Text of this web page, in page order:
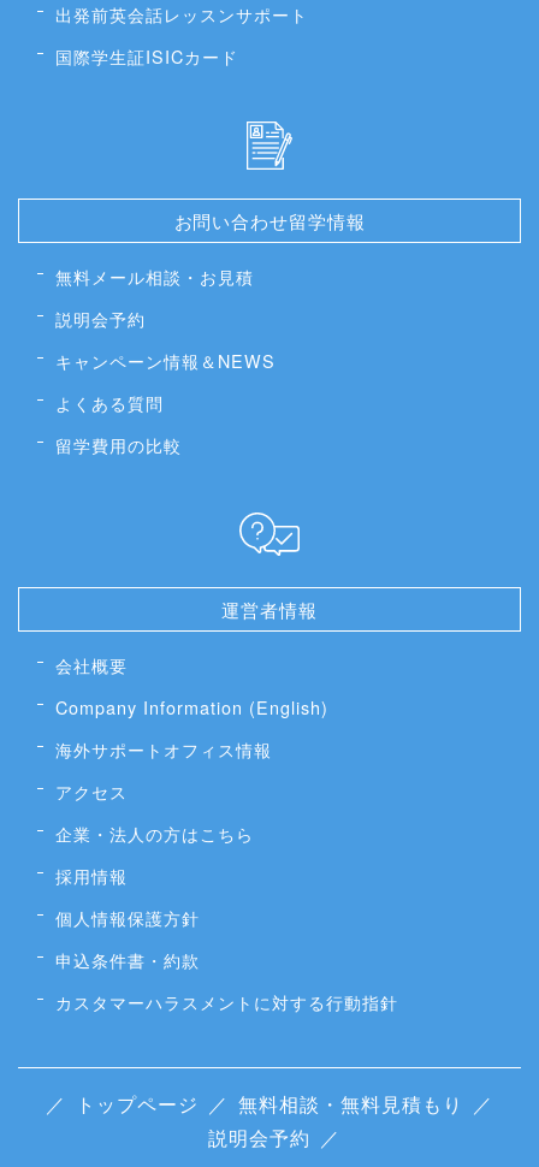
出発前英会話レッスンサポート
国際学生証ISICカード
お問い合わせ留学情報
無料メール相談・お見積
説明会予約
キャンペーン情報＆NEWS
よくある質問
留学費用の比較
運営者情報
会社概要
Company Information (English)
海外サポートオフィス情報
アクセス
企業・法人の方はこちら
採用情報
個人情報保護方針
申込条件書・約款
カスタマーハラスメントに対する行動指針
／ トップページ ／ 無料相談・無料見積もり
／
説明会予約 ／